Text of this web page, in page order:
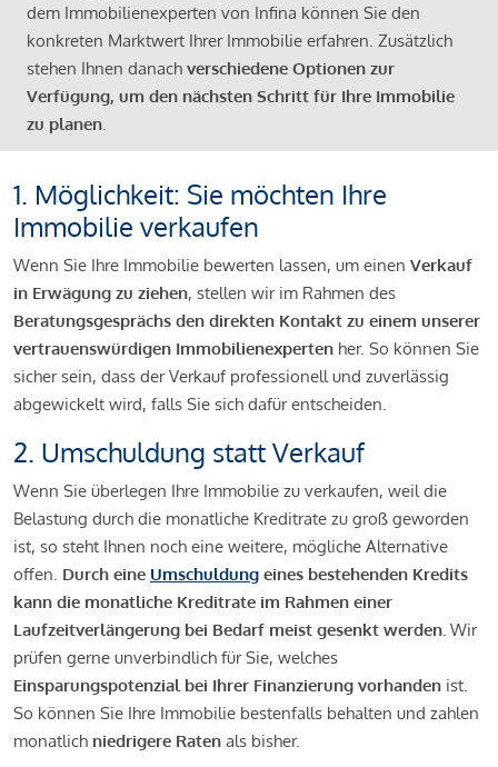
dem Immobilienexperten von Infina können Sie den
konkreten Marktwert Ihrer Immobilie erfahren. Zusätzlich
stehen Ihnen danach verschiedene Optionen zur
Verfügung, um den nächsten Schritt für Ihre Immobilie
zu planen.
1. Möglichkeit: Sie möchten Ihre
Immobilie verkaufen
Wenn Sie Ihre Immobilie bewerten lassen, um einen Verkauf
in Erwägung zu ziehen, stellen wir im Rahmen des
Beratungsgesprächs den direkten Kontakt zu einem unserer
vertrauenswürdigen Immobilienexperten her. So können Sie
sicher sein, dass der Verkauf professionell und zuverlässig
abgewickelt wird, falls Sie sich dafür entscheiden.
2. Umschuldung statt Verkauf
Wenn Sie überlegen Ihre Immobilie zu verkaufen, weil die
Belastung durch die monatliche Kreditrate zu groß geworden
ist, so steht Ihnen noch eine weitere, mögliche Alternative
offen. Durch eine Umschuldung eines bestehenden Kredits
kann die monatliche Kreditrate im Rahmen einer
Laufzeitverlängerung bei Bedarf meist gesenkt werden. Wir
prüfen gerne unverbindlich für Sie, welches
Einsparungspotenzial bei Ihrer Finanzierung vorhanden ist.
So können Sie Ihre Immobilie bestenfalls behalten und zahlen
monatlich niedrigere Raten als bisher.